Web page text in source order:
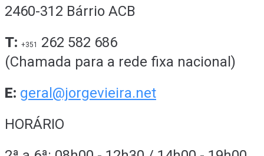
2460-312 Bárrio ACB
T: +351
262 582 686
(Chamada para a rede fixa nacional)
E: geral@jorgevieira.net
HORÁRIO